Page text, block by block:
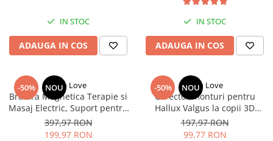
IN STOC
ADAUGA IN COS
IN STOC
ADAUGA IN COS
-50% NOU
Tech Love
Bratara Magnetica Terapie si
Masaj Electric, Suport pentru
Incheietura si Tunelul Carpian
397,97 RON
199,97 RON
-50% NOU
Tech Love
Corector monturi pentru
Hallux Valgus la copii 3D
reglabil de zi/noapte
197,97 RON
99,77 RON